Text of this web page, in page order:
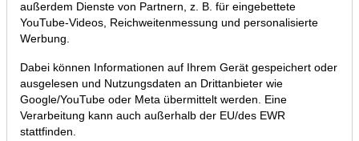
Chartanalyse Oracle: Kooperation
mit Google und OpenAI – Aktie
startet durch!
14.10.2024 um 13:55 Uhr | P. Uhlschmied
außerdem Dienste von Partnern, z. B. für eingebettete
YouTube-Videos, Reichweitenmessung und personalisierte
Werbung.
Dabei können Informationen auf Ihrem Gerät gespeichert oder
ausgelesen und Nutzungsdaten an Drittanbieter wie
Google/YouTube oder Meta übermittelt werden. Eine
Verarbeitung kann auch außerhalb der EU/des EWR
stattfinden.